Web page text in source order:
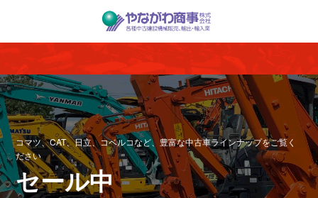
コマツ、CAT、日立、コベルコなど、豊富な中古車ラインナップをご覧く
ださい
セール中